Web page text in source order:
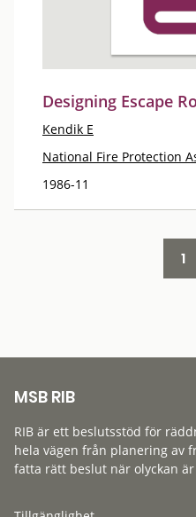
Designing Escape
Kendik E
National Fire Protection
1986-11
1
MSB RIB
RIB är ett beslutsstöd för
hela vägen från planering av
fatta rätt beslut när olyckan